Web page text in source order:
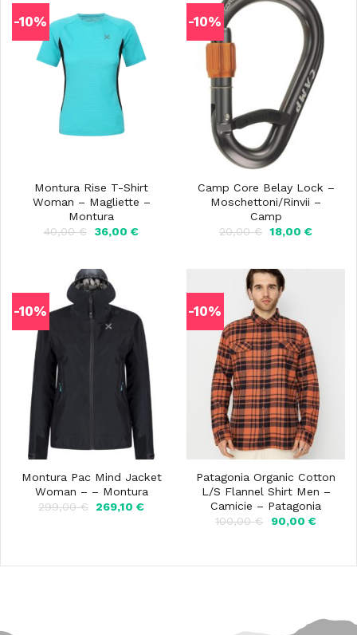
-10%
Montura Rise T-Shirt
Woman – Magliette –
Montura
40,00€
Il
40,00 €.
36,00€Il
-10%
Camp Core Belay Lock –
Moschettoni/Rinvii –
Camp
20,00€ Il
20,00 €.
18,00€Il
-10%
Montura Pac Mind Jacket
Woman – – Montura
299,00€
Il
269,10€Il
-10%
Patagonia Organic Cotton
L/S Flannel Shirt Men –
Camicie – Patagonia
100,00€
Il
100,00 €.
90,00 €Il
90,00